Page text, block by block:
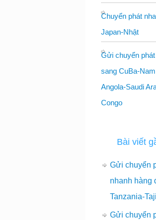
Chuyển phát
Japan-Nhật
Gửi chuyển
sang CuBa-
Angola-Saudi
Congo
Bài viết
Gửi chuyển
nhanh hàng
Tanzania-
Gửi chuyển